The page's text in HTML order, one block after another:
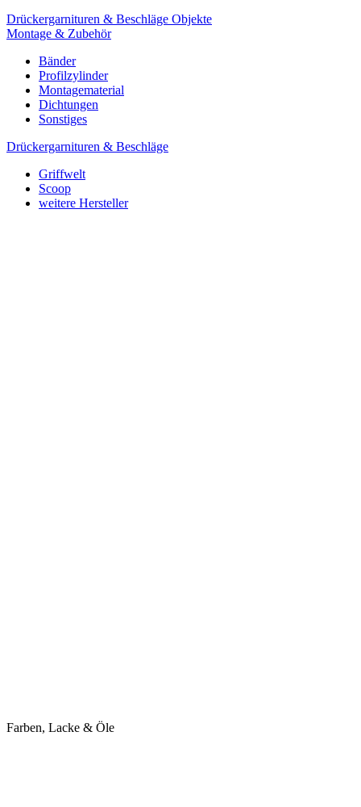
Drückergarnituren & Beschläge Objekte
Montage & Zubehör
Bänder
Profilzylinder
Montagematerial
Dichtungen
Sonstiges
Drückergarnituren & Beschläge
Griffwelt
Scoop
weitere Hersteller
Farben, Lacke & Öle